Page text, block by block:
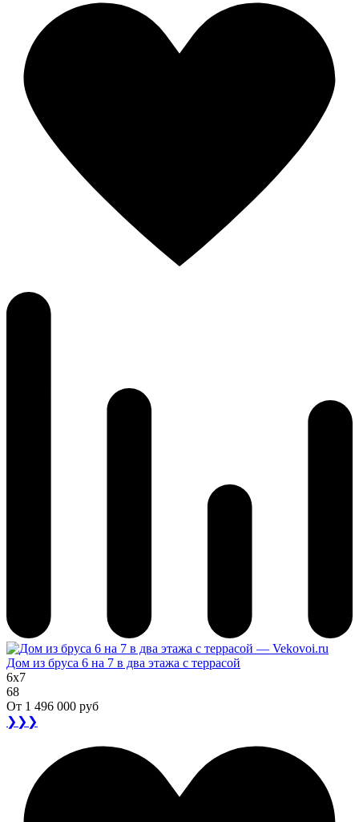
Дом из бруса 6 на 7 в два этажа с террасой
6x7
68
От 1 496 000 руб
❯❯❯